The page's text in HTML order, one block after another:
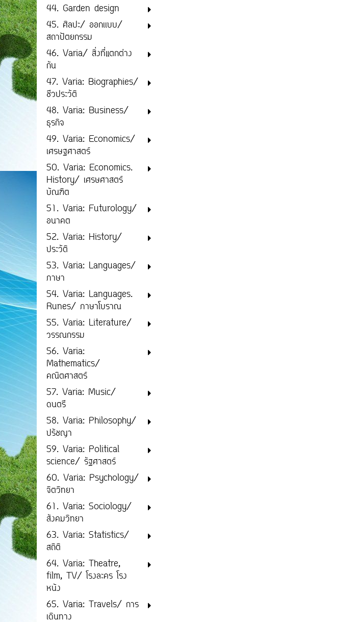
44. Garden design
45. ศิลปะ/ ออกเเบบ/
สถาปัตยกรรม
46. Varia/ สิ่งที่แตกต่าง
กัน
47. Varia: Biographies/
ชีวประวัติ
48. Varia: Business/
ธุรกิจ
49. Varia: Economics/
เศรษฐศาสตร์
50. Varia: Economics.
History/ เศรษศาสตร์
บัณฑิต
51. Varia: Futurology/
อนาคต
52. Varia: History/
ประวัติ
53. Varia: Languages/
ภาษา
54. Varia: Languages.
Runes/ ภาษาโบราณ
55. Varia: Literature/
วรรณกรรม
56. Varia:
Mathematics/
คณิตศาสตร์
57. Varia: Music/
ดนตรี
58. Varia: Philosophy/
ปรัชญา
59. Varia: Political
science/ รัฐศาสตร์
60. Varia: Psychology/
จิตวิทยา
61. Varia: Sociology/
สังคมวิทยา
63. Varia: Statistics/
สถิติ
64. Varia: Theatre,
film, TV/ โรงละคร โรง
หนัง
65. Varia: Travels/ การ
เดินทาง